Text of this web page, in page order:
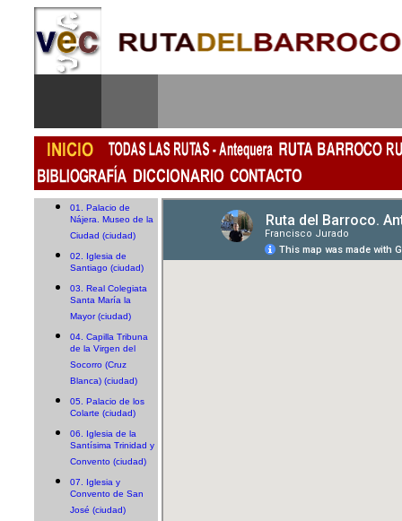
01. Palacio de
Nájera. Museo de la
Ciudad (ciudad)
02. Iglesia de
Santiago (ciudad)
03. Real Colegiata
Santa María la
Mayor (ciudad)
04. Capilla Tribuna
de la Virgen del
Socorro (Cruz
Blanca) (ciudad)
05. Palacio de los
Colarte (ciudad)
06. Iglesia de la
Santísima Trinidad y
Convento (ciudad)
07. Iglesia y
Convento de San
José (ciudad)